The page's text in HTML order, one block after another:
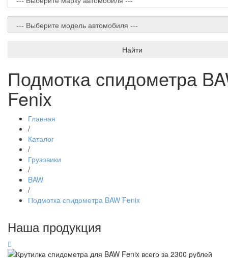
Найти
Подмотка спидометра
Fenix
Главная
/
Каталог
/
Грузовики
/
BAW
/
Подмотка спидометра BAW Fenix
Наша продукция